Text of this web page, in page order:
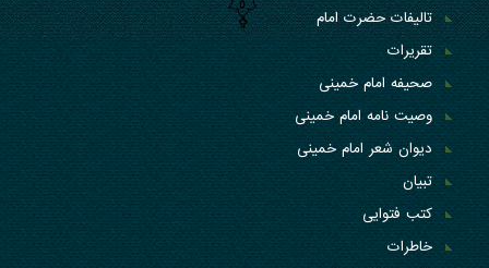
تالیفات حضرت امام
تقریرات
صحیفه امام خمینی
وصیت نامه امام خمینی
دیوان شعر امام خمینی
تبیان
کتب فتوایی
خاطرات